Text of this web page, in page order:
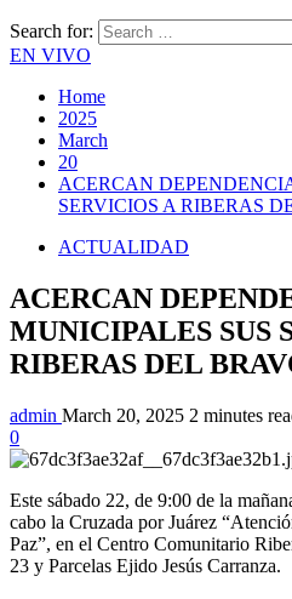
Search for:
EN VIVO
Home
2025
March
20
ACERCAN
SERVICIOS A RIBERAS
ACTUALIDAD
ACERCAN
MUNICIPALES SUS
RIBERAS DEL
admin March 20, 2025 2 minutes
0
Este sábado 22, de 9:00 de la
cabo la Cruzada por Juárez
Paz”, en el Centro Comunitario
23 y Parcelas Ejido Jesús Carranza.